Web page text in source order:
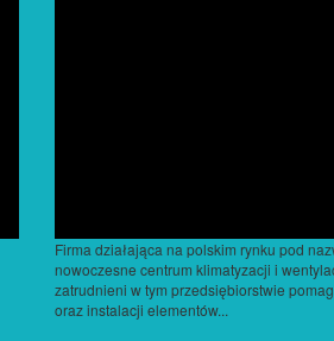
Firma działająca na polskim rynku pod
nowoczesne centrum klimatyzacji i
zatrudnieni w tym przedsiębiorstwie
oraz instalacji elementów...